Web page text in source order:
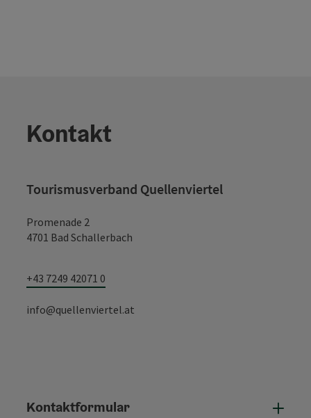
Kontakt
Tourismusverband Quellenviertel
Promenade 2
4701 Bad Schallerbach
+43 7249 42071 0
info@quellenviertel.at
Kontaktformular